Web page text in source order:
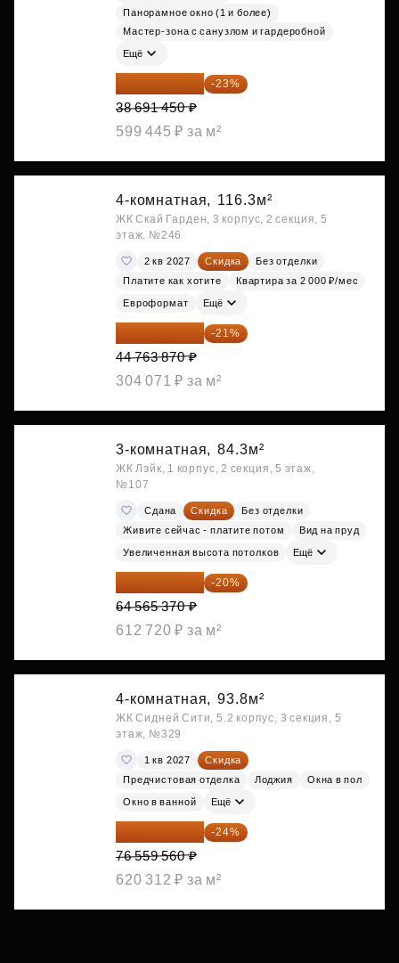
Панорамное окно (1 и более)
Мастер-зона с санузлом и гардеробной
Ещё
29 792 417 ₽ -23%
38 691 450 ₽
599 445 ₽ за м²
4-комнатная, 116.3м²
ЖК Скай Гарден, 3 корпус, 2 секция, 5
этаж, №246
2 кв 2027 Скидка
Без отделки
Платите как хотите
Квартира за 2 000 ₽/мес
Евроформат Ещё
35 363 457 ₽ -21%
44 763 870 ₽
304 071 ₽ за м²
3-комнатная, 84.3м²
ЖК Лэйк, 1 корпус, 2 секция, 5 этаж,
№107
Сдана Скидка
Без отделки
Живите сейчас - платите потом
Вид на пруд
Увеличенная высота потолков Ещё
51 652 296 ₽ -20%
64 565 370 ₽
612 720 ₽ за м²
4-комнатная, 93.8м²
ЖК Сидней Сити, 5.2 корпус, 3 секция, 5
этаж, №329
1 кв 2027
Скидка
Предчистовая отделка
Лоджия Окна в пол
Окно в ванной Ещё
58 185 266 ₽ -24%
76 559 560 ₽
620 312 ₽ за м²